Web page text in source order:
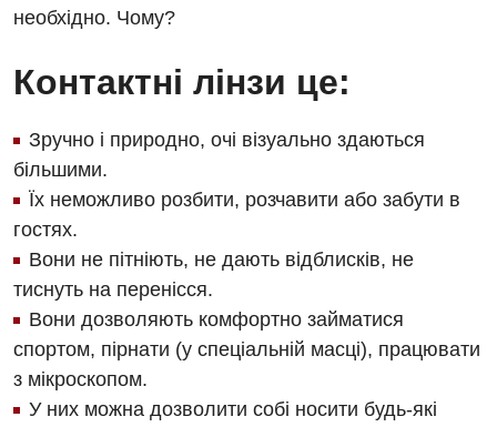
необхідно. Чому?
Контактні лінзи це:
Зручно і природно, очі візуально здаються
більшими.
Їх неможливо розбити, розчавити або забути в
гостях.
Вони не пітніють, не дають відблисків, не
тиснуть на перенісся.
Вони дозволяють комфортно займатися
спортом, пірнати (у спеціальній масці), працювати
з мікроскопом.
У них можна дозволити собі носити будь-які